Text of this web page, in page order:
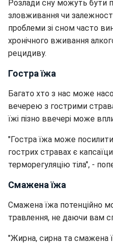
Розлади сну можуть
зловживання чи
проблеми зі сном часто
хронічного вживання
рецидиву.
Гостра їжа
Багато хто з нас може
вечерею з гострими
їжі пізно ввечері може
"Гостра їжа може
гострих стравах є
терморегуляцію тіла", -
Смажена їжа
Смажена їжа потенційно
травлення, не даючи вам
"Жирна, сирна та смажена